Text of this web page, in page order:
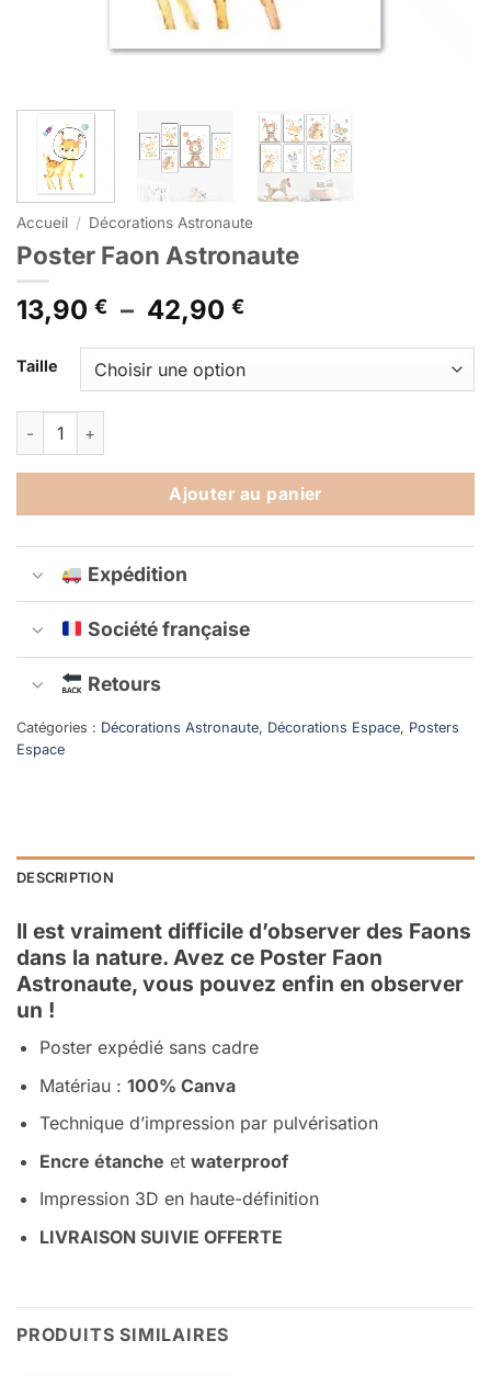
Accueil / Décorations Astronaute
Poster Faon Astronaute
13,90 € – 42,90 €Plage
prix :
13,90 €
Taille
quantité de Poster Faon Astronaute
Ajouter au panier
Alternative:
Expédition
Société française
Retours
Catégories : Décorations Astronaute, Décorations Espace, Posters
Espace
DESCRIPTION
Il est vraiment difficile d’observer des Faons
dans la nature. Avez ce Poster Faon
Astronaute, vous pouvez enfin en observer
un !
Poster expédié sans cadre
Matériau : 100% Canva
Technique d’impression par pulvérisation
Encre étanche et waterproof
Impression 3D en haute-définition
LIVRAISON SUIVIE OFFERTE
PRODUITS SIMILAIRES